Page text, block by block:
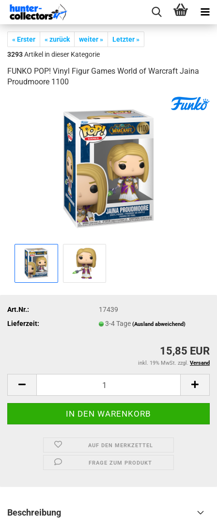
« Erster « zurück weiter »
Letzter »
3293Artikel in dieser Kategorie
FUNKO POP! Vinyl Figur Games World of War­craft Jaina
Proud­moo­re 1100
Art.Nr.:
17439
Lieferzeit:
3-4 Tage(Ausland abweichend)
15,85 EUR
inkl. 19% MwSt. zzgl. Versand
AUF DEN MERKZETTEL
FRAGE ZUM PRODUKT
Beschreibung